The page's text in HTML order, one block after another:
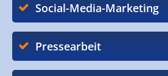
Social-Media-Marketing
Pressearbeit